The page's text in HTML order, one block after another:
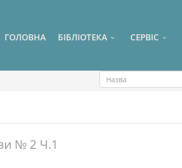
ГОЛОВНА БІБЛІОТЕКА СЕРВІС
№ 2 Ч.1